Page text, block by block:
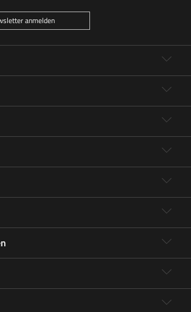
anmelden